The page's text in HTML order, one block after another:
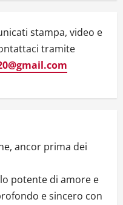
stampa, video e
tramite
ancor prima dei
potente di amore e
e sincero con